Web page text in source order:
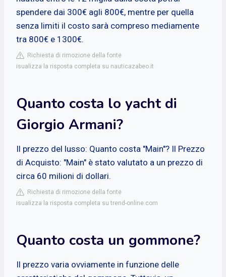
spendere dai 300€ agli 800€, mentre per quella
senza limiti il costo sarà compreso mediamente
tra 800€ e 1300€.
Richiesta di rimozione della fonte
isualizza la risposta completa su nauticazabeo.it
Quanto costa lo yacht di
Giorgio Armani?
Il prezzo del lusso: Quanto costa "Main"? Il Prezzo
di Acquisto: "Main" è stato valutato a un prezzo di
circa 60 milioni di dollari.
Richiesta di rimozione della fonte
isualizza la risposta completa su trend-online.com
Quanto costa un gommone?
Il prezzo varia ovviamente in funzione delle